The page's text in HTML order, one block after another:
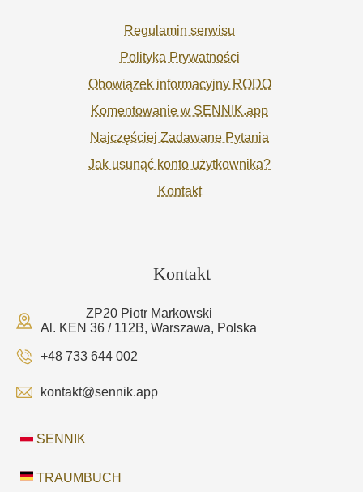
Regulamin serwisu
Polityka Prywatności
Obowiązek informacyjny RODO
Komentowanie w SENNIK.app
Najczęściej Zadawane Pytania
Jak usunąć konto użytkownika?
Kontakt
Kontakt
ZP20 Piotr Markowski
Al. KEN 36 / 112B, Warszawa, Polska
+48 733 644 002
kontakt@sennik.app
SENNIK
TRAUMBUCH